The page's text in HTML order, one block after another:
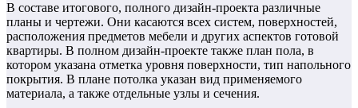
В составе итогового, полного дизайн-проекта различные
планы и чертежи. Они касаются всех систем, поверхностей,
расположения предметов мебели и других аспектов готовой
квартиры. В полном дизайн-проекте также план пола, в
котором указана отметка уровня поверхности, тип напольного
покрытия. В плане потолка указан вид применяемого
материала, а также отдельные узлы и сечения.